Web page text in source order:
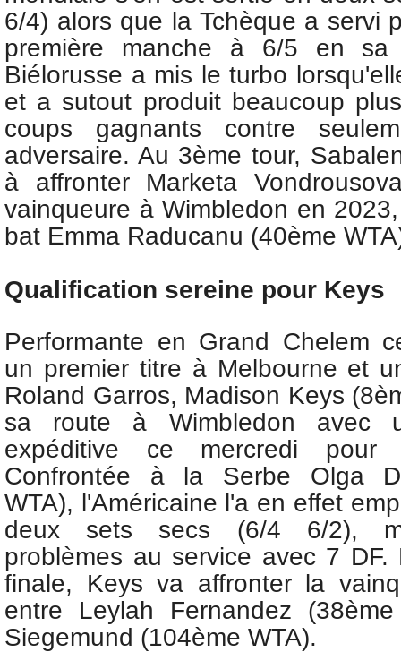
6/4) alors que la Tchèque a servi
première manche à 6/5 en sa
Biélorusse a mis le turbo
et a sutout produit beaucoup
coups gagnants contre
adversaire. Au 3ème tour,
à affronter Marketa
vainqueure à Wimbledon en
bat Emma Raducanu (40ème
Qualification sereine pour Keys
Performante en Grand Chelem
un premier titre à Melbourne et
Roland Garros, Madison Keys
sa route à Wimbledon avec
expéditive ce mercredi
Confrontée à la Serbe Olga
WTA), l'Américaine l'a en effet
deux sets secs (6/4 6/2),
problèmes au service avec 7
finale, Keys va affronter la
entre Leylah Fernandez
Siegemund (104ème WTA).